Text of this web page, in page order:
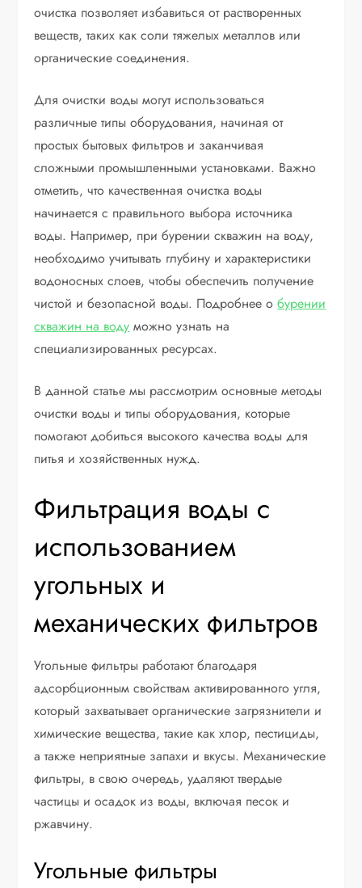
очистка позволяет избавиться от растворенных
веществ, таких как соли тяжелых металлов или
органические соединения.
Для очистки воды могут использоваться
различные типы оборудования, начиная от
простых бытовых фильтров и заканчивая
сложными промышленными установками. Важно
отметить, что качественная очистка воды
начинается с правильного выбора источника
воды. Например, при бурении скважин на воду,
необходимо учитывать глубину и характеристики
водоносных слоев, чтобы обеспечить получение
чистой и безопасной воды. Подробнее обурении
скважин на воду можно узнать на
специализированных ресурсах.
В данной статье мы рассмотрим основные методы
очистки воды и типы оборудования, которые
помогают добиться высокого качества воды для
питья и хозяйственных нужд.
Фильтрация воды с
использованием
угольных и
механических фильтров
Угольные фильтры работают благодаря
адсорбционным свойствам активированного угля,
который захватывает органические загрязнители и
химические вещества, такие как хлор, пестициды,
а также неприятные запахи и вкусы. Механические
фильтры, в свою очередь, удаляют твердые
частицы и осадок из воды, включая песок и
ржавчину.
Угольные фильтры